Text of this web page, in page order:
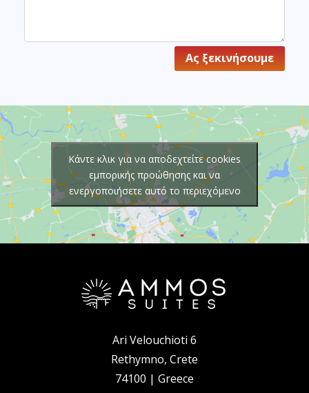
Ας ξεκινήσουμε
Κάντε κλικ για να αποδεχτείτε cookies
εμπορικής προώθησης και να
ενεργοποιήσετε αυτό το περιεχόμενο
Ari Velouchioti 6
Rethymno, Crete
74100 | Greece